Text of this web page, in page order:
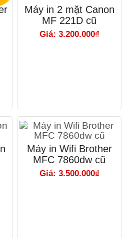
Máy in 2 mặt Canon
MF 221D cũ
Giá: 3.200.000₫
Máy in Wifi Brother
MFC 7860dw cũ
Giá: 3.500.000₫